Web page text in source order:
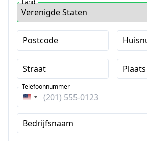
Postcode
Straat Plaats
Verenigde
Staten
+1
Telefoonnummer
Bedrijfsnaam